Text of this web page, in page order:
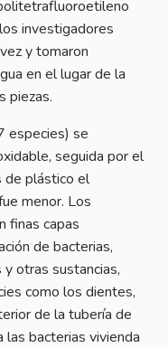
investigadores
y tomaron
en el lugar de la
piezas.
especies) se
seguida por el
de plástico el
menor. Los
finas capas
de bacterias,
y otras sustancias,
como los dientes,
de la tubería de
las bacterias vivienda